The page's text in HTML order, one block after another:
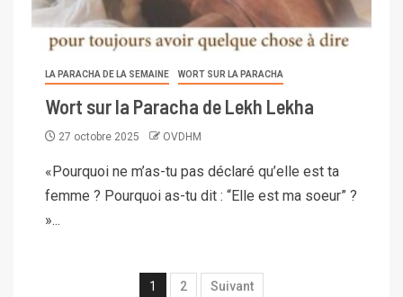
LA PARACHA DE LA SEMAINE WORT SUR LA PARACHA
Wort sur la Paracha de Lekh Lekha
27 octobre 2025 OVDHM
«Pourquoi ne m’as-tu pas déclaré qu’elle est ta
femme ? Pourquoi as-tu dit : “Elle est ma soeur” ?
»...
1 2 Suivant